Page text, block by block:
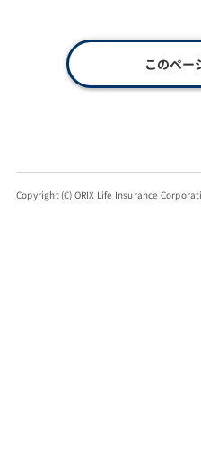
このペー
Copyright (C) ORIX Life Insurance